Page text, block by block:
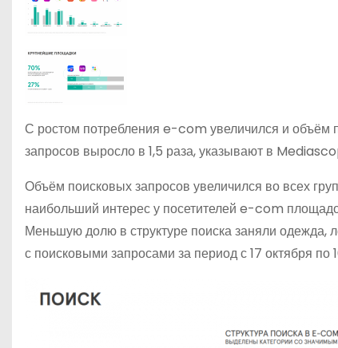
С ростом потребления e-com увеличился и объём
запросов выросло в 1,5 раза, указывают в
Объём поисковых запросов увеличился во всех
наибольший интерес у посетителей e-com
Меньшую долю в структуре поиска заняли одежда,
с поисковыми запросами за период с 17 октября по